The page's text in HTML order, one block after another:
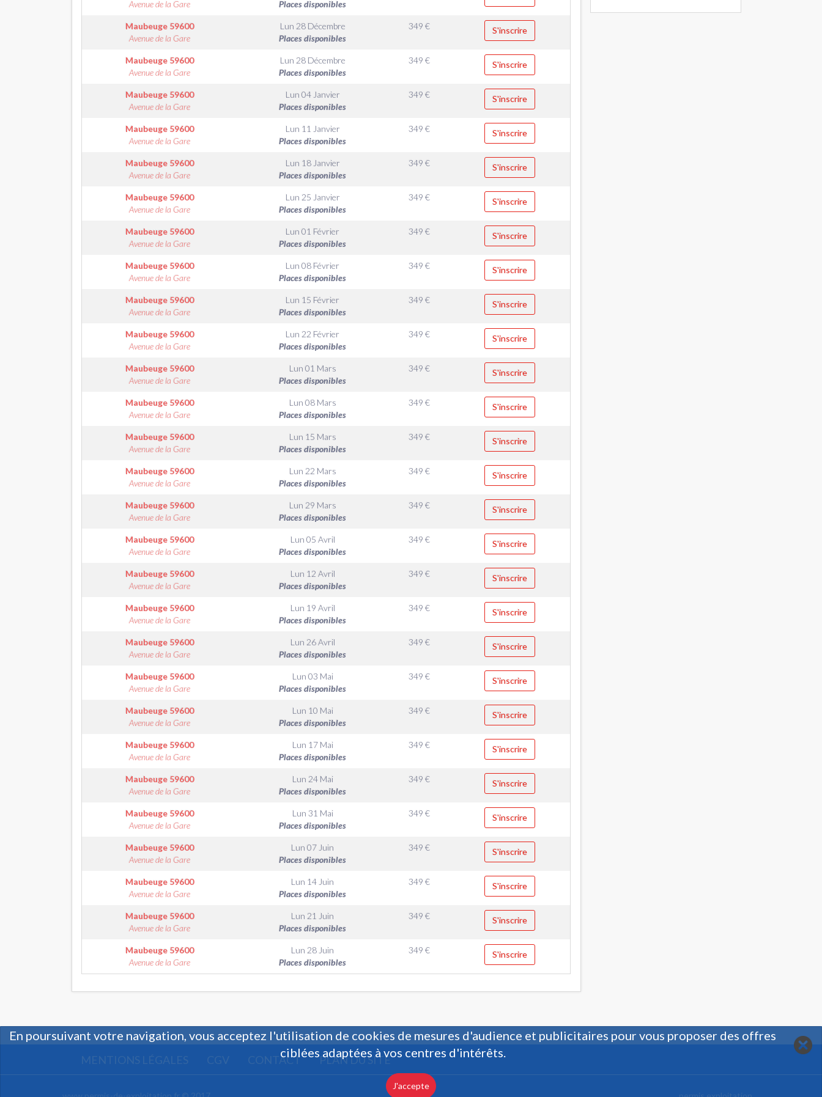
Avenue de la Gare
Places disponibles
Maubeuge 59600
Avenue de la Gare
Lun 28 Décembre
Places disponibles
349 € S'inscrire
Maubeuge 59600
Avenue de la Gare
Lun 28 Décembre
Places disponibles
349 € S'inscrire
Maubeuge 59600
Avenue de la Gare
Lun 04 Janvier
Places disponibles
349 € S'inscrire
Maubeuge 59600
Avenue de la Gare
Lun 11 Janvier
Places disponibles
349 € S'inscrire
Maubeuge 59600
Avenue de la Gare
Lun 18 Janvier
Places disponibles
349 € S'inscrire
Maubeuge 59600
Avenue de la Gare
Lun 25 Janvier
Places disponibles
349 € S'inscrire
Maubeuge 59600
Avenue de la Gare
Lun 01 Février
Places disponibles
349 € S'inscrire
Maubeuge 59600
Avenue de la Gare
Lun 08 Février
Places disponibles
349 € S'inscrire
Maubeuge 59600
Avenue de la Gare
Lun 15 Février
Places disponibles
349 € S'inscrire
Maubeuge 59600
Avenue de la Gare
Lun 22 Février
Places disponibles
349 € S'inscrire
Maubeuge 59600
Avenue de la Gare
Lun 01 Mars
Places disponibles
349 € S'inscrire
Maubeuge 59600
Avenue de la Gare
Lun 08 Mars
Places disponibles
349 € S'inscrire
Maubeuge 59600
Avenue de la Gare
Lun 15 Mars
Places disponibles
349 € S'inscrire
Maubeuge 59600
Avenue de la Gare
Lun 22 Mars
Places disponibles
349 € S'inscrire
Maubeuge 59600
Avenue de la Gare
Lun 29 Mars
Places disponibles
349 € S'inscrire
Maubeuge 59600
Avenue de la Gare
Lun 05 Avril
Places disponibles
349 € S'inscrire
Maubeuge 59600
Avenue de la Gare
Lun 12 Avril
Places disponibles
349 € S'inscrire
Maubeuge 59600
Avenue de la Gare
Lun 19 Avril
Places disponibles
349 € S'inscrire
Maubeuge 59600
Avenue de la Gare
Lun 26 Avril
Places disponibles
349 € S'inscrire
Maubeuge 59600
Avenue de la Gare
Lun 03 Mai
Places disponibles
349 € S'inscrire
Maubeuge 59600
Avenue de la Gare
Lun 10 Mai
Places disponibles
349 € S'inscrire
Maubeuge 59600
Avenue de la Gare
Lun 17 Mai
Places disponibles
349 € S'inscrire
Maubeuge 59600
Avenue de la Gare
Lun 24 Mai
Places disponibles
349 € S'inscrire
Maubeuge 59600
Avenue de la Gare
Lun 31 Mai
Places disponibles
349 € S'inscrire
Maubeuge 59600
Avenue de la Gare
Lun 07 Juin
Places disponibles
349 € S'inscrire
Maubeuge 59600
Avenue de la Gare
Lun 14 Juin
Places disponibles
349 € S'inscrire
Maubeuge 59600
Avenue de la Gare
Lun 21 Juin
Places disponibles
349 € S'inscrire
Maubeuge 59600
Avenue de la Gare
Lun 28 Juin
Places disponibles
349 € S'inscrire
MENTIONS LÉGALES CGV CONTACT PLAN DU SITE
En poursuivant votre navigation, vous acceptez l'utilisation de cookies de mesures d'audience et publicitaires pour vous proposer des offres
ciblées adaptées à vos centres d'intérêts.